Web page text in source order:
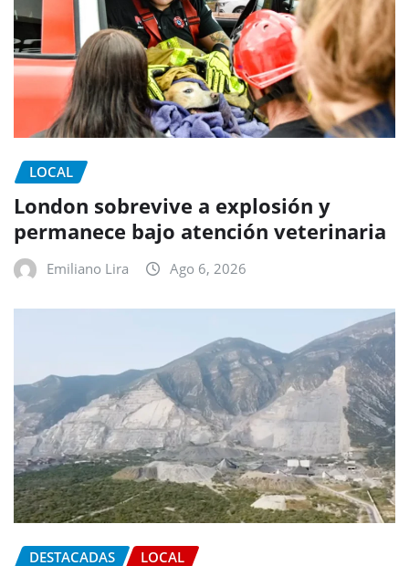
LOCAL
London sobrevive a explosión y
permanece bajo atención veterinaria
Emiliano Lira Ago 6, 2026
DESTACADAS LOCAL